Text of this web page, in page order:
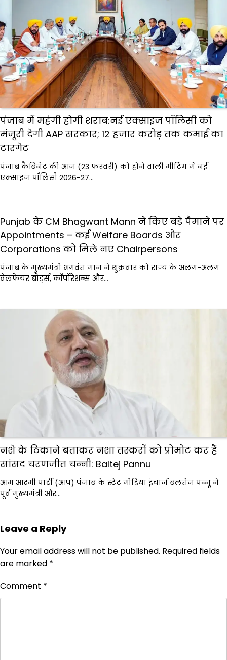
पंजाब में महंगी होगी शराब:नई एक्साइज पॉलिसी को
मंजूरी देगी AAP सरकार; ₹12 हजार करोड़ तक कमाई का
टारगेट
पंजाब कैबिनेट की आज (23 फरवरी) को होने वाली मीटिंग में नई
एक्साइज पॉलिसी 2026-27…
Punjab के CM Bhagwant Mann ने किए बड़े पैमाने पर
Appointments – कई Welfare Boards और
Corporations को मिले नए Chairpersons
पंजाब के मुख्यमंत्री भगवंत मान ने शुक्रवार को राज्य के अलग-अलग
वेलफेयर बोर्ड्स, कॉर्पोरेशन्स और…
नशे के ठिकाने बताकर नशा तस्करों को प्रोमोट कर हैं
सांसद चरणजीत चन्नी: Baltej Pannu
आम आदमी पार्टी (आप) पंजाब के स्टेट मीडिया इंचार्ज बलतेज पन्नू ने
पूर्व मुख्यमंत्री और…
Leave a Reply
Your email address will not be published. Required fields
are marked *
Comment *